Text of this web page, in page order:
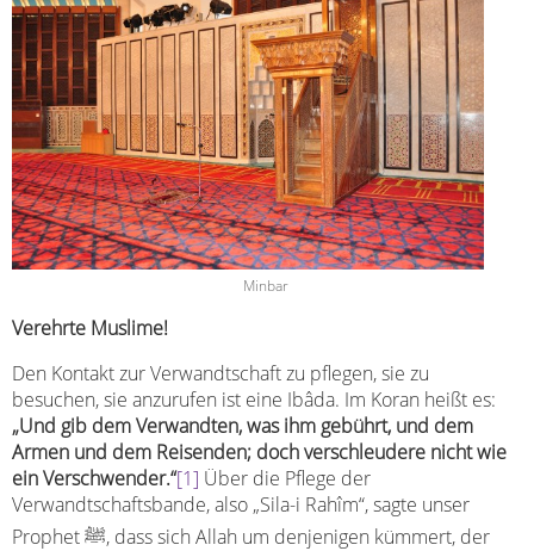
Minbar
Verehrte Muslime!
Den Kontakt zur Verwandtschaft zu pflegen, sie zu
besuchen, sie anzurufen ist eine Ibâda. Im Koran heißt es:
„Und gib dem Verwandten, was ihm gebührt, und dem
Armen und dem Reisenden; doch verschleudere nicht wie
ein Verschwender.“[1] Über die Pflege der
Verwandtschaftsbande, also „Sila-i Rahîm“, sagte unser
Prophet ﷺ, dass sich Allah um denjenigen kümmert, der